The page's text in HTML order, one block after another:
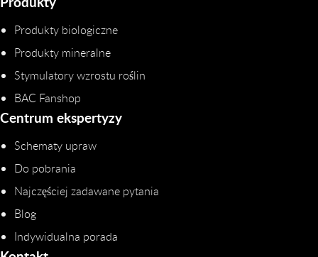
Produkty biologiczne
Produkty mineralne
Stymulatory wzrostu roślin
BAC Fanshop
Centrum ekspertyzy
Schematy upraw
Do pobrania
Najczęściej zadawane pytania
Blog
Indywidualna porada